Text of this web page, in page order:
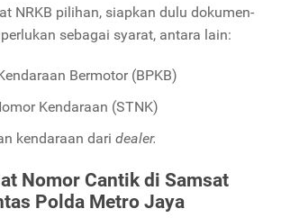
NRKB pilihan, siapkan dulu dokumen-
sebagai syarat, antara lain:
Bermotor (BPKB)
Kendaraan (STNK)
kendaraan dari dealer.
Nomor Cantik di Samsat
Polda Metro Jaya